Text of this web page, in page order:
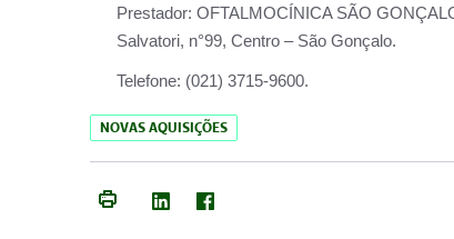
Prestador: OFTALMOCÍNICA
Salvatori, n°99, Centro – São Gonçalo.
Telefone: (021) 3715-9600.
NOVAS AQUISIÇÕES